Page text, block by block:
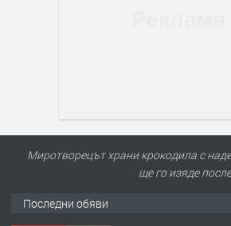
Миротворецът храни крокодила с
ще го изяде
Последни обяви